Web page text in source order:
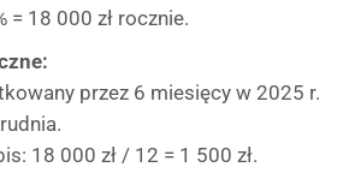
= 18 000 zł rocznie.
przez 6 miesięcy w 2025 r.
18 000 zł / 12 = 1 500 zł.